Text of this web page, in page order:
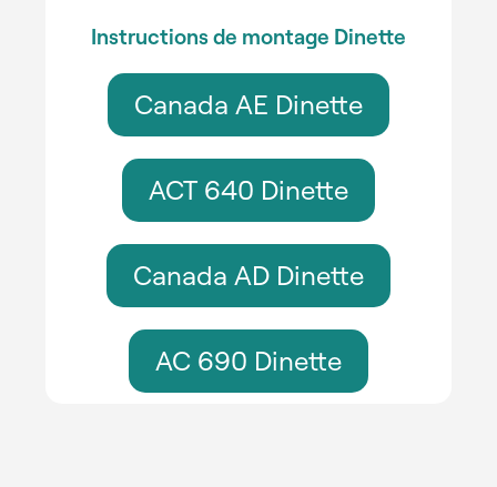
Instructions de montage Dinette
Canada AE Dinette
ACT 640 Dinette
Canada AD Dinette
AC 690 Dinette